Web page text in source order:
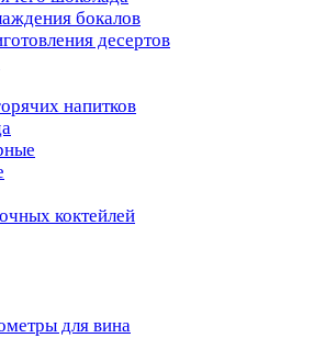
бокалов
десертов
напитков
коктейлей
для вина